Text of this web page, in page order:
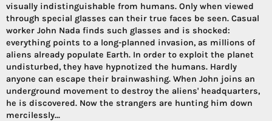
visually indistinguishable from humans. Only when viewed
through special glasses can their true faces be seen. Casual
worker John Nada finds such glasses and is shocked:
everything points to a long-planned invasion, as millions of
aliens already populate Earth. In order to exploit the planet
undisturbed, they have hypnotized the humans. Hardly
anyone can escape their brainwashing. When John joins an
underground movement to destroy the aliens' headquarters,
he is discovered. Now the strangers are hunting him down
mercilessly...